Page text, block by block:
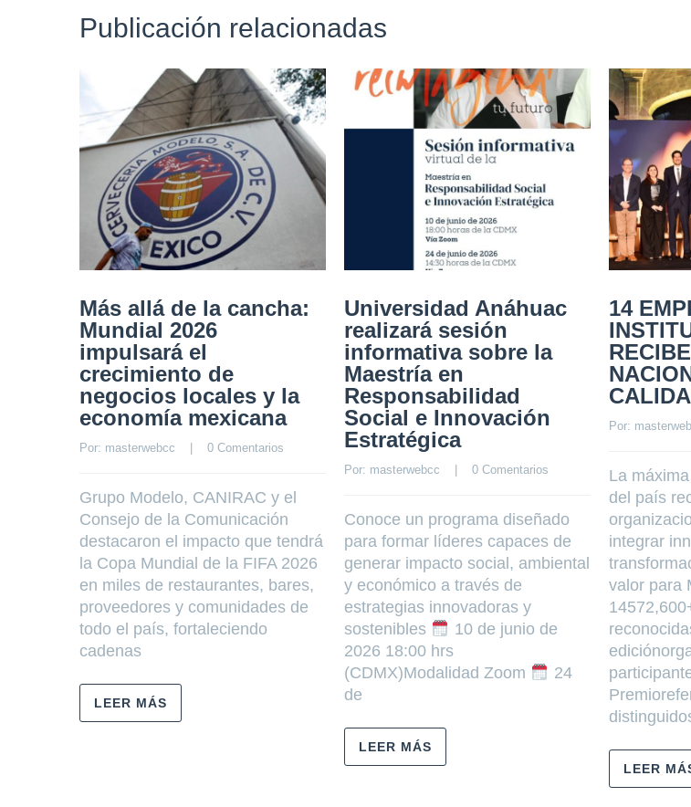
Publicación relacionadas
Más allá de la cancha:
Mundial 2026
impulsará el
crecimiento de
negocios locales y la
economía mexicana
Por: masterwebcc 0 Comentarios
Grupo Modelo, CANIRAC y el
Consejo de la Comunicación
destacaron el impacto que tendrá
la Copa Mundial de la FIFA 2026
en miles de restaurantes, bares,
proveedores y comunidades de
todo el país, fortaleciendo
cadenas
LEER MÁS
Universidad Anáhuac
realizará sesión
informativa sobre la
Maestría en
Responsabilidad
Social e Innovación
Estratégica
Por: masterwebcc 0 Comentarios
Conoce un programa diseñado
para formar líderes capaces de
generar impacto social, ambiental
y económico a través de
estrategias innovadoras y
sostenibles
10 de junio de
2026 18:00 hrs
(CDMX)Modalidad Zoom
24
de
LEER MÁS
14
Por:
La
del país
integrar
valor para
LEER